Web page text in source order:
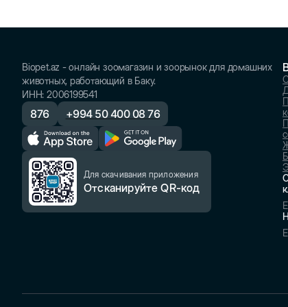
Biopet.az - онлайн зоомагазин и зоорынок для домашних
животных, работающий в Баку.
ИНН: 2006199541
876 +994 50 400 08 76
Для скачивания приложения
Отсканируйте QR-код